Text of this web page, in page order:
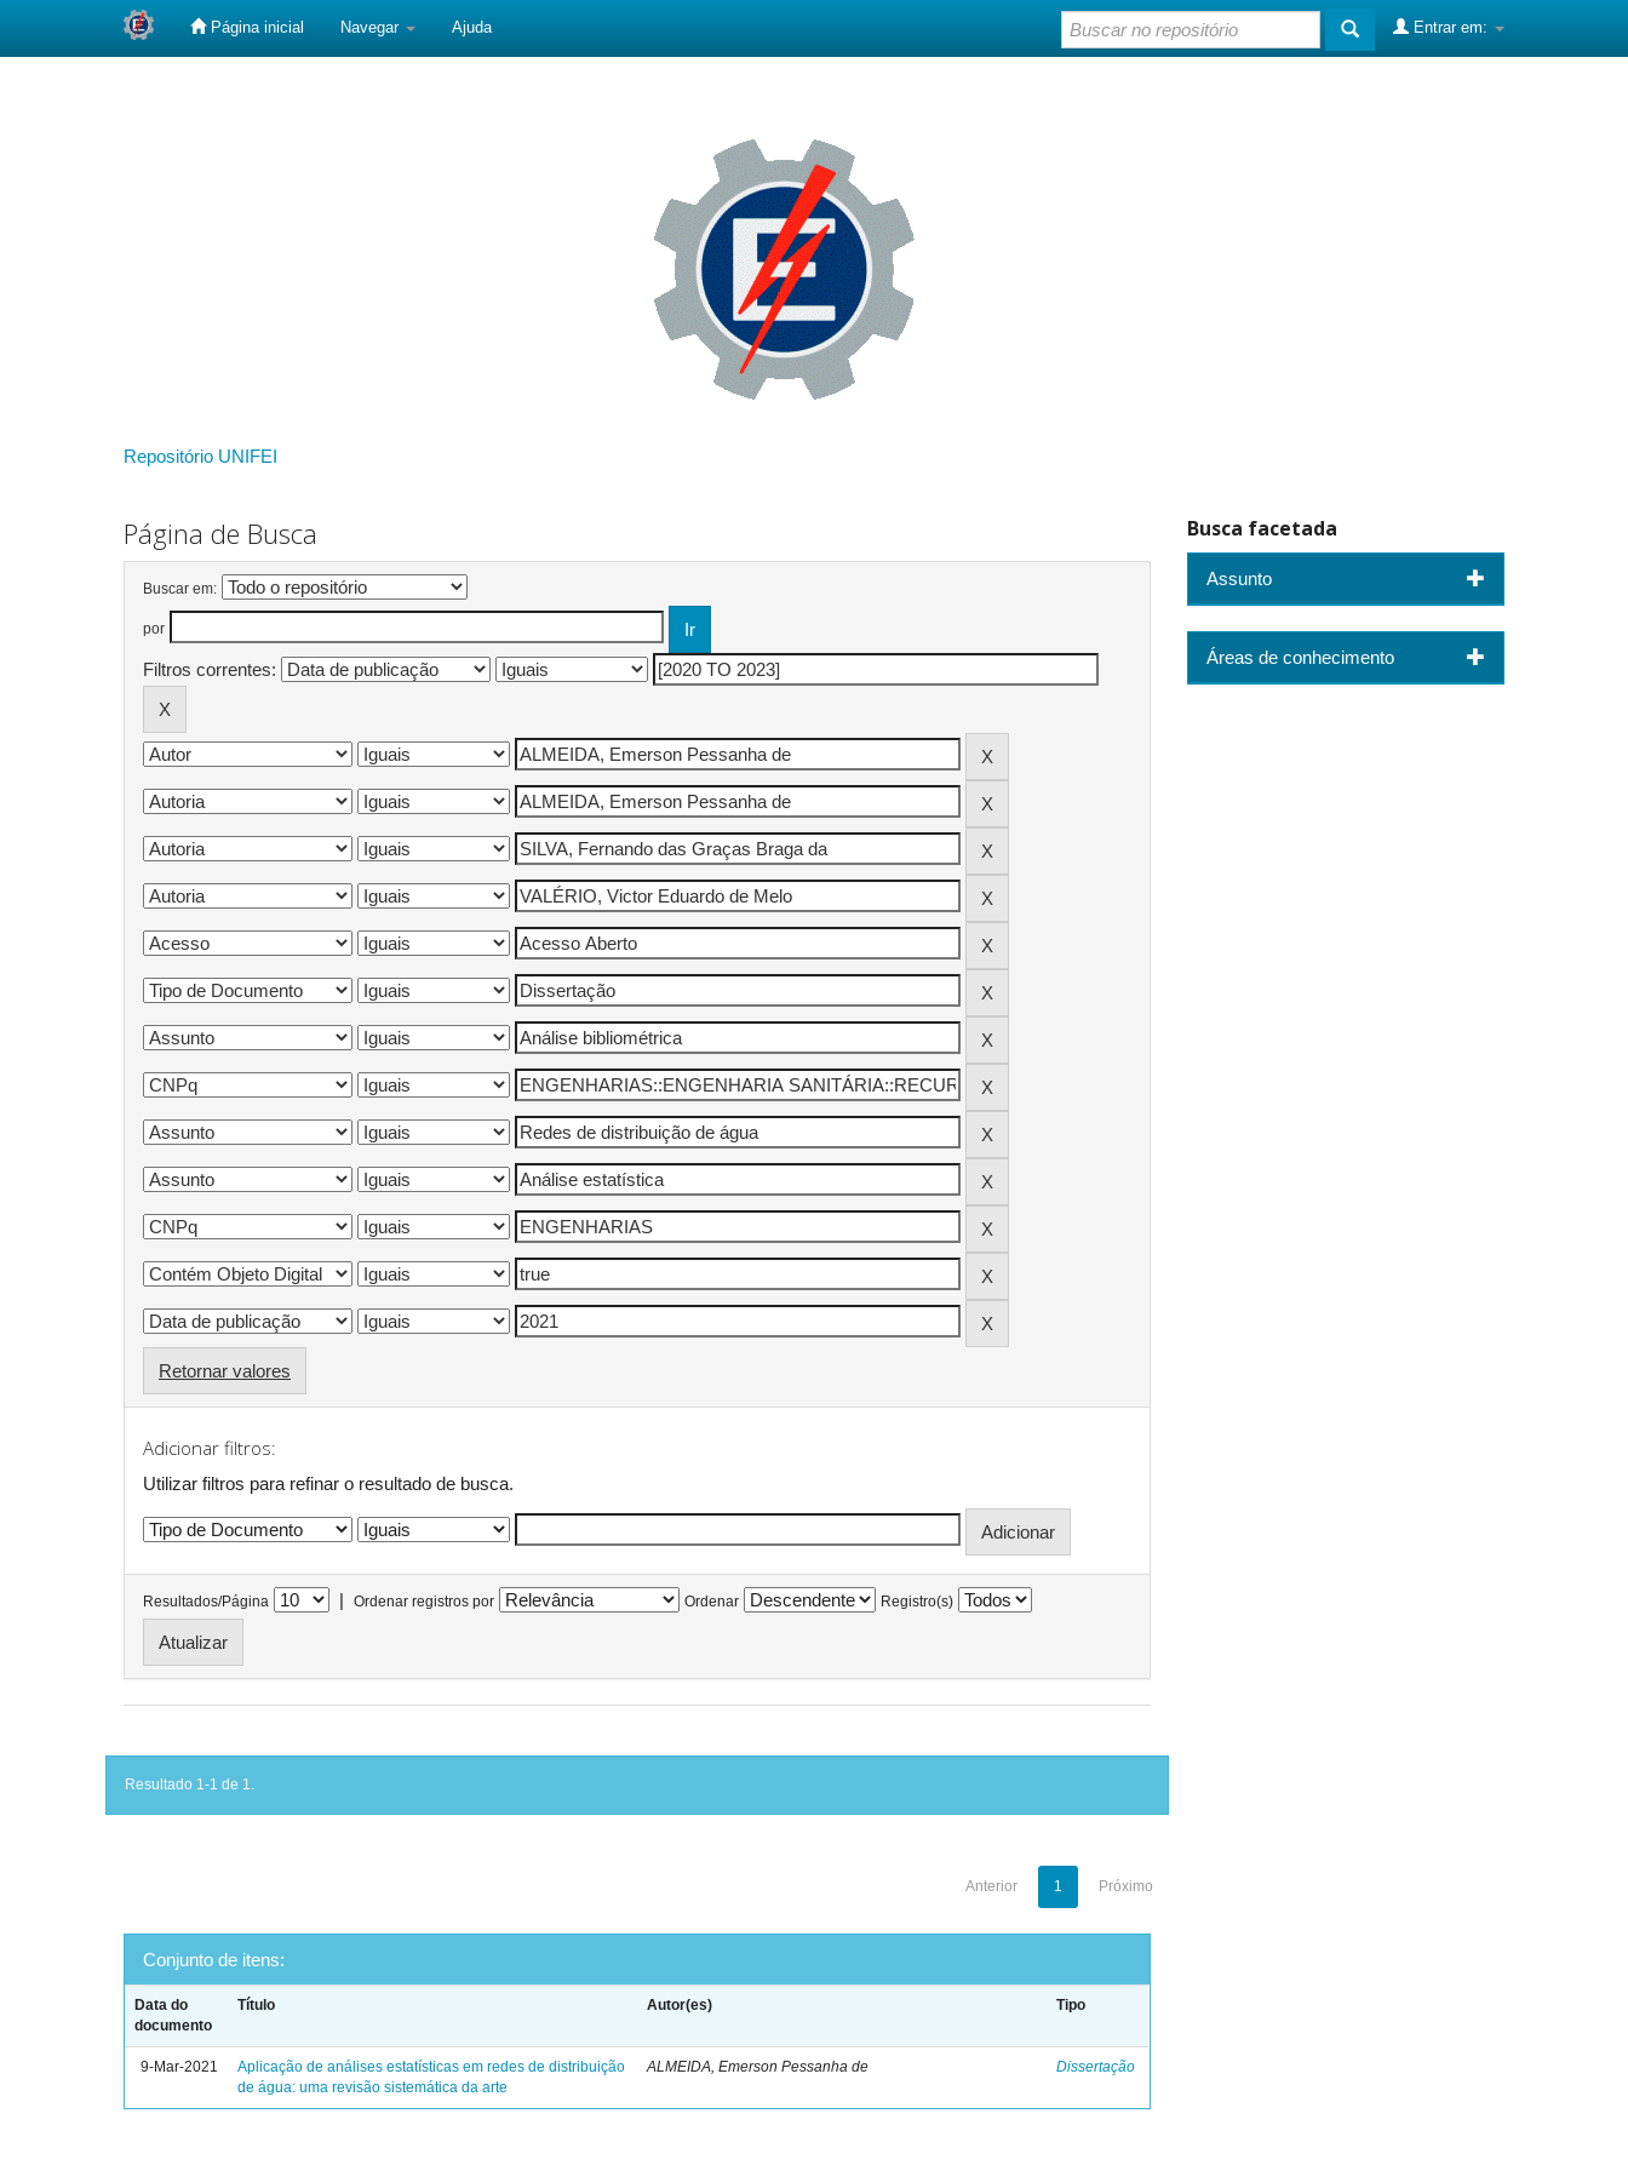
Página inicial Navegar Ajuda Entrar em:
Repositório UNIFEI
Página de Busca
Buscar em:
por
Filtros correntes:
Retornar valores
Adicionar filtros:
Utilizar filtros para refinar o resultado de busca.
Resultados/Página | Ordenar registros por Ordenar Registro(s)
Resultado 1-1 de 1.
Anterior 1 Próximo
Conjunto de itens:
Data do
documento
Título Autor(es) Tipo
9-Mar-2021
Aplicação de análises estatísticas em redes de distribuição
de água: uma revisão sistemática da arte
ALMEIDA, Emerson Pessanha de Dissertação
Busca facetada
Assunto
Áreas de conhecimento